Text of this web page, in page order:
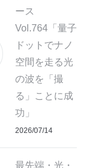
ース
Vol.764「量子
ドットでナノ
空間を走る光
の波を「撮
る」ことに成
功」
2026/07/14
最先端・光・